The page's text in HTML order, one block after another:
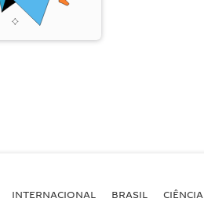
INTERNACIONAL BRASIL CIÊNCIA